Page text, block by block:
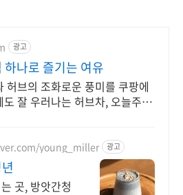
광고
나로 즐기는 여유
허브의 조화로운 풍미를 쿠팡에
잘 우러나는 허브차, 오늘주문
young_miller 광고
곳, 방앗간청